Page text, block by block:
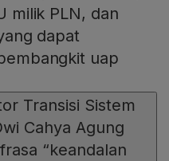
milik PLN, dan
dapat
uap
Transisi Sistem
Cahya Agung
“keandalan